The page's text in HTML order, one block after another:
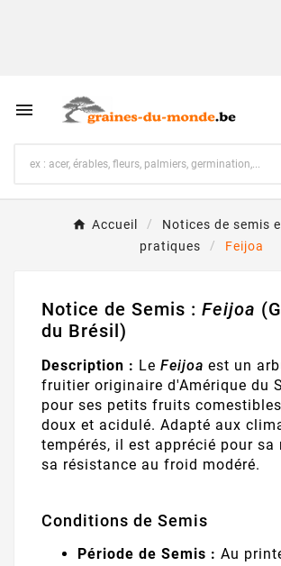

Accueil
Notices de semis
pratiques
Feijoa
Notice de Semis : Feijoa
du Brésil)
Description : Le Feijoa est un
fruitier originaire d'Amérique du
pour ses petits fruits
doux et acidulé. Adapté aux
tempérés, il est apprécié pour sa
sa résistance au froid modéré.
Conditions de Semis
Période de Semis : Au